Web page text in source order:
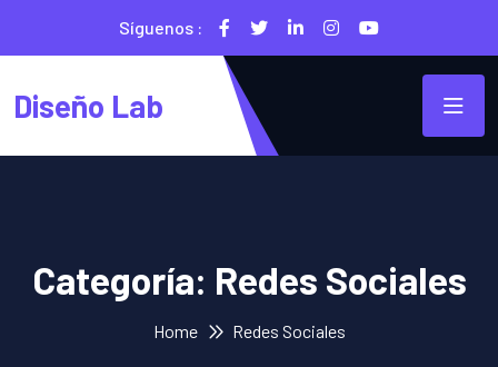
Síguenos :
Diseño Lab
Categoría: Redes Sociales
Home Redes Sociales